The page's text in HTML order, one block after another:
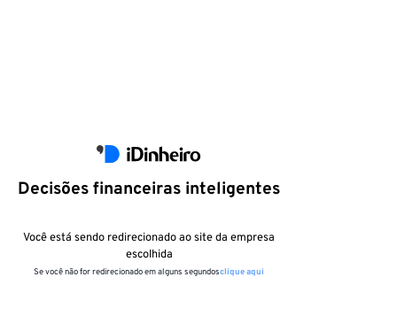
Decisões financeiras inteligentes
Você está sendo redirecionado ao site da empresa
escolhida
Se você não for redirecionado em alguns segundosclique aqui